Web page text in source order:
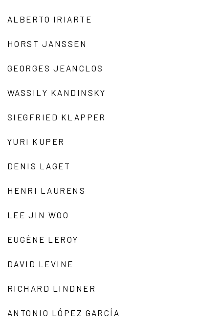
ALBERTO IRIARTE
HORST JANSSEN
GEORGES JEANCLOS
WASSILY KANDINSKY
SIEGFRIED KLAPPER
YURI KUPER
DENIS LAGET
HENRI LAURENS
LEE JIN WOO
EUGÈNE LEROY
DAVID LEVINE
RICHARD LINDNER
ANTONIO LÓPEZ GARCÍA